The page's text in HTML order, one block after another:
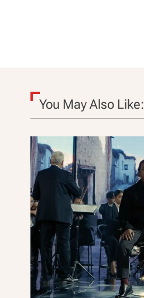
You May Also Like: